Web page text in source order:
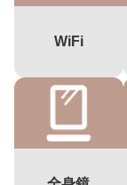
WiFi